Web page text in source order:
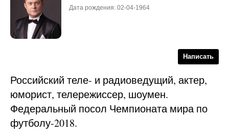
Дата рождения: 02-04-1964
Написать
Российский теле- и радиоведущий, актер,
юморист, телережиссер, шоумен.
Федеральный посол Чемпионата мира по
футболу-2018.